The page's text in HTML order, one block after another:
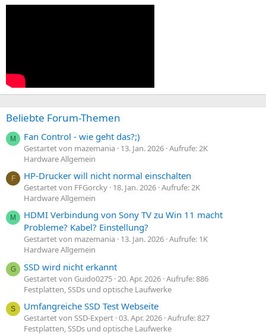
Beliebte Forum-Themen
M Fan Control - wie geht das?;)
Gestartet von mazemania 13. Jan. 2026 Aufrufe: 2K
Hardware Allgemein
F HP-Drucker will nicht normal einschalten
Gestartet von FFGorcky 18. Jan. 2026 Aufrufe: 2K
Hardware Allgemein
M
HDMI Verbindung von Sony TV zu Win 11 macht
Probleme? Kabel? Einstellung?
Gestartet von mazemania 13. Jan. 2026 Aufrufe: 1K
Hardware Allgemein
G SSD wird nicht erkannt
Gestartet von Guido0275 20. Apr. 2026 Aufrufe: 886
Festplatten, SSDs und optische Laufwerke
S Umfangreiche SSD Test Webseite
Gestartet von SSD-Expert 03. Apr. 2026 Aufrufe: 827
Festplatten, SSDs und optische Laufwerke